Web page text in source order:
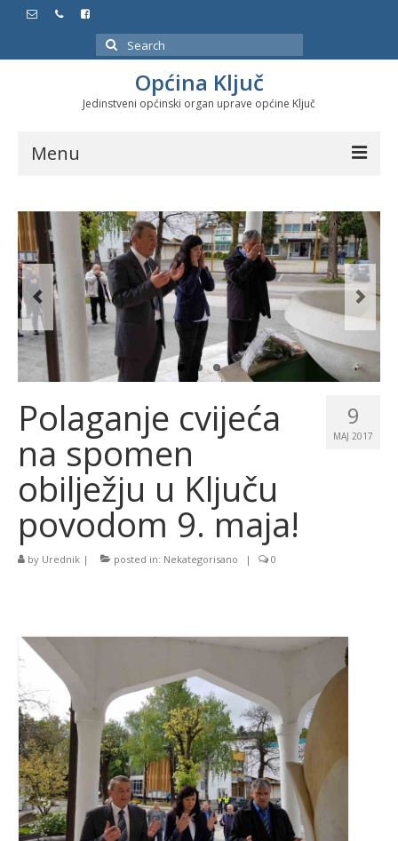
Search
for:
Općina Ključ
Jedinstveni općinski organ uprave općine Ključ
Menu
Službeni glasnici
Javne nabavke
Značajni datumi i manifestacije
Program energetske efikasnosti u stambenom
sektoru
9
MAJ 2017
Polaganje cvijeća
na spomen
obilježju u Ključu
povodom 9. maja!
by Urednik | posted in: Nekategorisano | 0